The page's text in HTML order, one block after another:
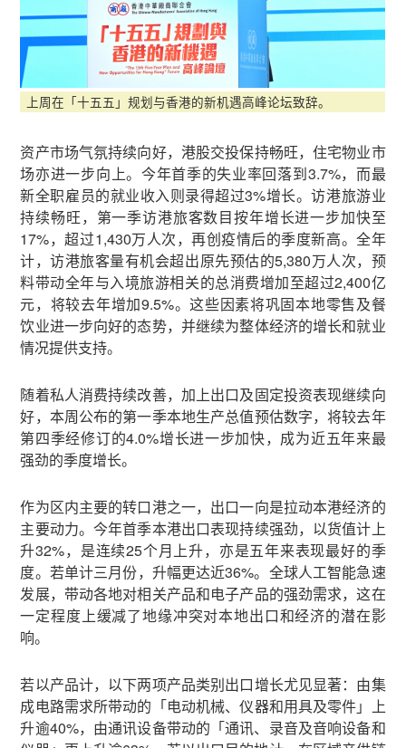
上周在「十五五」规划与香港的新机遇高峰论坛致辞。
资产市场气氛持续向好，港股交投保持畅旺，住宅物业市
场亦进一步向上。今年首季的失业率回落到3.7%，而最
新全职雇员的就业收入则录得超过3%增长。访港旅游业
持续畅旺，第一季访港旅客数目按年增长进一步加快至
17%，超过1,430万人次，再创疫情后的季度新高。全年
计，访港旅客量有机会超出原先预估的5,380万人次，预
料带动全年与入境旅游相关的总消费增加至超过2,400亿
元，将较去年增加9.5%。这些因素将巩固本地零售及餐
饮业进一步向好的态势，并继续为整体经济的增长和就业
情况提供支持。
随着私人消费持续改善，加上出口及固定投资表现继续向
好，本周公布的第一季本地生产总值预估数字，将较去年
第四季经修订的4.0%增长进一步加快，成为近五年来最
强劲的季度增长。
作为区内主要的转口港之一，出口一向是拉动本港经济的
主要动力。今年首季本港出口表现持续强劲，以货值计上
升32%，是连续25个月上升，亦是五年来表现最好的季
度。若单计三月份，升幅更达近36%。全球人工智能急速
发展，带动各地对相关产品和电子产品的强劲需求，这在
一定程度上缓减了地缘冲突对本地出口和经济的潜在影
响。
若以产品计，以下两项产品类别出口增长尤见显著：由集
成电路需求所带动的「电动机械、仪器和用具及零件」上
升逾40%，由通讯设备带动的「通讯、录音及音响设备和